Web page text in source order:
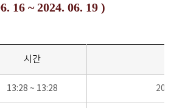
16 ~ 2024. 06. 19 )
시간
13:28 ~ 13:28